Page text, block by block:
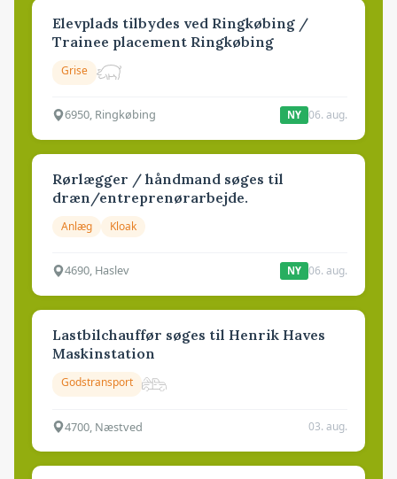
Elevplads tilbydes ved Ringkøbing /
Trainee placement Ringkøbing
Grise
6950, Ringkøbing NY 06. aug.
Rørlægger / håndmand søges til
dræn/entreprenørarbejde.
Anlæg Kloak
4690, Haslev NY 06. aug.
Lastbilchauffør søges til Henrik Haves
Maskinstation
Godstransport
4700, Næstved 03. aug.